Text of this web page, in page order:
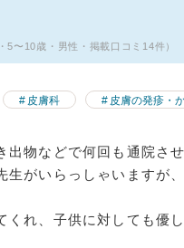
5〜10歳・男性・掲載口コミ14件）
皮膚科 皮膚の発疹・
出物などで何回も通院さ
生がいらっしゃいますが
くれ、子供に対しても優